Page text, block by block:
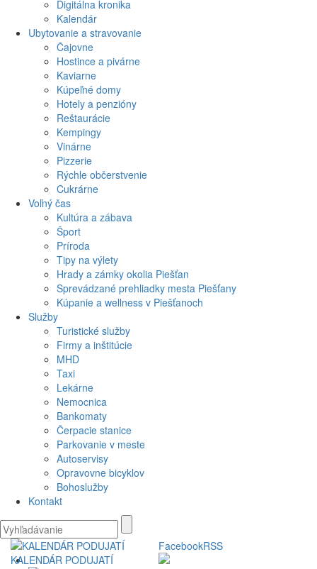
Digitálna kronika
Kalendár
Ubytovanie a stravovanie
Čajovne
Hostince a pivárne
Kaviarne
Kúpeľné domy
Hotely a penzióny
Reštaurácie
Kempingy
Vinárne
Pizzerie
Rýchle občerstvenie
Cukrárne
Voľný čas
Kultúra a zábava
Šport
Príroda
Tipy na výlety
Hrady a zámky okolia Piešťan
Sprevádzané prehliadky mesta Piešťany
Kúpanie a wellness v Piešťanoch
Služby
Turistické služby
Firmy a inštitúcie
MHD
Taxi
Lekárne
Nemocnica
Bankomaty
Čerpacie stanice
Parkovanie v meste
Autoservisy
Opravovne bicyklov
Bohoslužby
Kontakt
KALENDÁR PODUJATÍ
FacebookRSS